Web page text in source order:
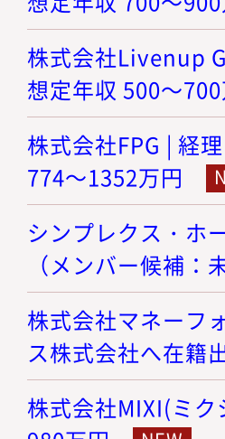
株式会社Livenup
想定年収 500～
株式会社FPG | 経
774～1352万円
シンプレクス・ホ
（メンバー候補
株式会社マネーフ
ス株式会社へ在籍
株式会社MIXI(ミ